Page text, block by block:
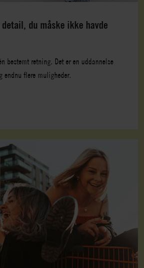
du måske ikke havde
bestemt retning. Det er en uddannelse
endnu flere muligheder.